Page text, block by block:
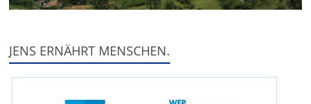
JENS ERNÄHRT MENSCHEN.